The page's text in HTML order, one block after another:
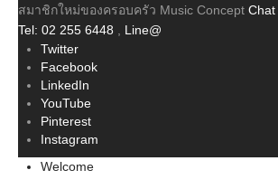
สมาชิกใหม่ของครอบครัว Music Concept
Tel: 02 255 6448
Line@
Twitter
Facebook
LinkedIn
YouTube
Pinterest
Instagram
Welcome